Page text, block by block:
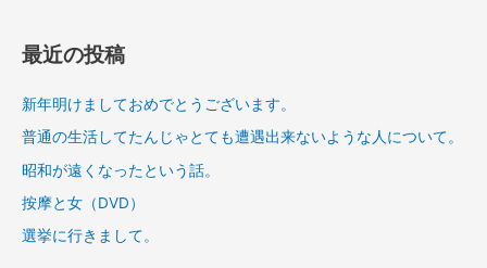
象
最近の投稿
新年明けましておめでとうございます。
普通の生活してたんじゃとても遭遇出来ないような人について。
昭和が遠くなったという話。
按摩と女（DVD）
選挙に行きまして。